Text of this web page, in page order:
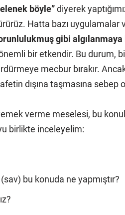
böyle”diyerek
Hatta bazı uygulamalar
gibi algılanmaya
bir etkendir. Bu durum,
mecbur bırakır.
dışına taşmasına sebep
verme meselesi, bu
birlikte inceleyelim:
bu konuda ne yapmıştır?